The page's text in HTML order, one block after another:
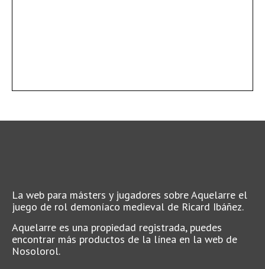
La web para másters y jugadores sobre Aquelarre el
juego de rol demoníaco medieval de Ricard Ibáñez.
Aquelarre es una propiedad registrada, puedes
encontrar más productos de la línea en la web de
Nosolorol.